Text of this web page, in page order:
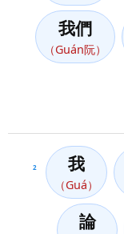
我們
（Guán阮）
2 我
（Guá）
論